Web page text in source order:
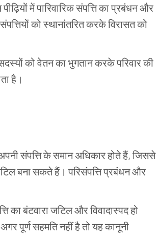
पीढ़ियोंमेंपारिवारिकसंपत्तिकाप्रबंधनऔर
कोस्थानांतरितकरकेविरासतको
कोवेतनकाभुगतानकरकेपरिवारकी
है।
संपत्तिकेसमानअधिकारहोतेहैं, जिससे
बनासकतेहैं। परिसंपत्तिप्रबंधनऔर
काबंटवाराजटिलऔरविवादास्पदहो
अगरपूर्णसहमतिनहींहैतोयहकानूनी